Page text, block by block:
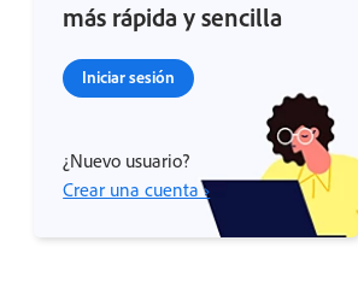
más rápida y sencilla
Iniciar sesión
¿Nuevo usuario?
Crear una cuenta ›